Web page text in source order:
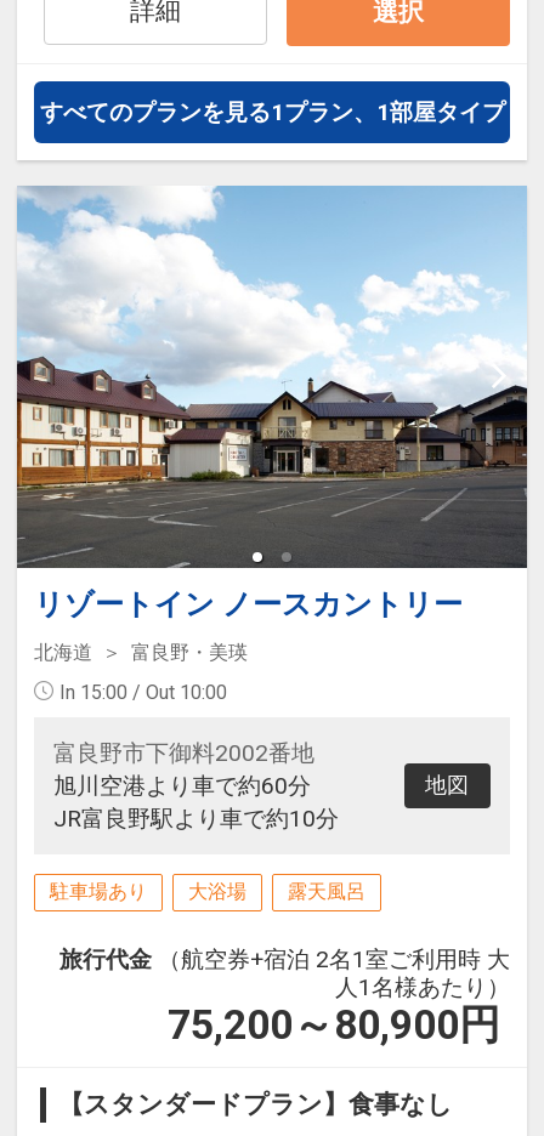
詳細 選択
すべてのプランを見る1プラン、1部屋タイプ
リゾートイン ノースカントリー
北海道
富良野・美瑛
In 15:00 / Out 10:00
富良野市下御料2002番地
旭川空港より車で約60分
JR富良野駅より車で約10分
地図
駐車場あり 大浴場 露天風呂
旅行代金
（航空券+宿泊 2名1室ご利用時 大
人1名様あたり）
75,200～80,900 円
【スタンダードプラン】食事なし